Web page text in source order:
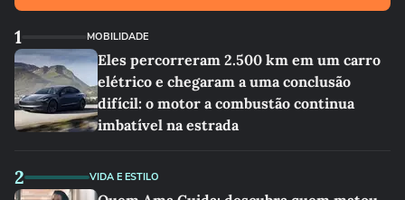
1 MOBILIDADE
Eles percorreram 2.500 km em um carro
elétrico e chegaram a uma conclusão
difícil: o motor a combustão continua
imbatível na estrada
2 VIDA E ESTILO